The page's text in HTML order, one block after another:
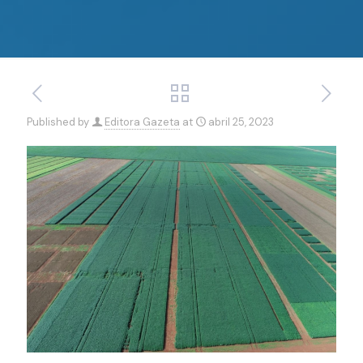
Published by Editora Gazeta at abril 25, 2023